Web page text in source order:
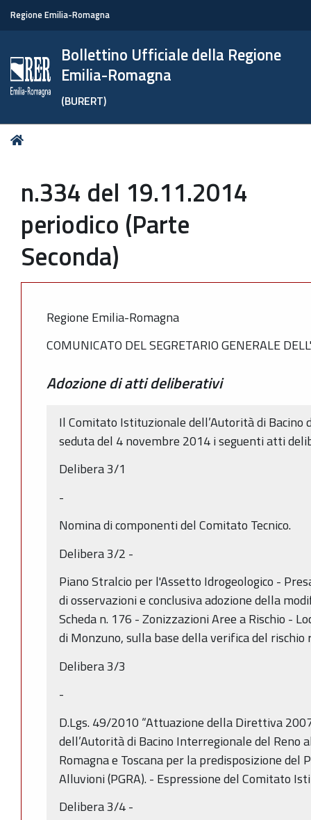
Regione Emilia-Romagna
Bollettino Ufficiale della Regione
Emilia-Romagna
(BURERT)
Tu
n.334 del 19.11.2014
periodico (Parte
Seconda)
Regione Emilia-Romagna
COMUNICATO DEL SEGRETARIO GENERALE
Adozione di atti deliberativi
Il Comitato Istituzionale dell’Autorità di Bacino
seduta del 4 novembre 2014 i seguenti atti
Delibera 3/1
-
Nomina di componenti del Comitato Tecnico.
Delibera 3/2 -
Piano Stralcio per l'Assetto Idrogeologico -
di osservazioni e conclusiva adozione della
Scheda n. 176 - Zonizzazioni Aree a Rischio -
di Monzuno, sulla base della verifica del rischio
Delibera 3/3
-
D.Lgs. 49/2010 “Attuazione della Direttiva
dell’Autorità di Bacino Interregionale del
Romagna e Toscana per la predisposizione del
Alluvioni (PGRA). - Espressione del Comitato
Delibera 3/4 -